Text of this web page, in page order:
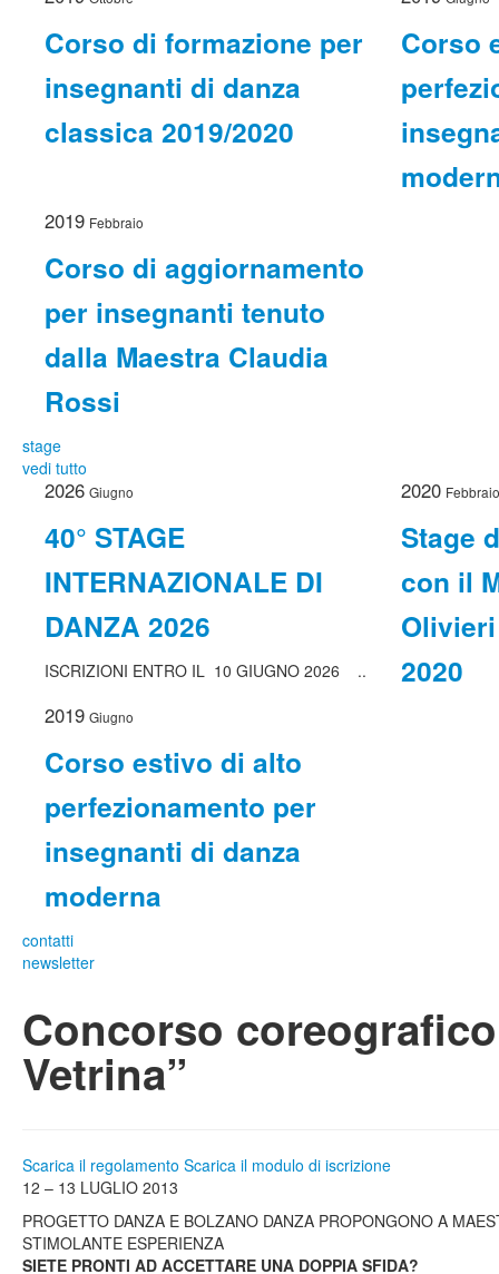
Corso di formazione per
insegnanti di danza
classica 2019/2020
Corso
2019 Febbraio
Corso di aggiornamento
per insegnanti tenuto
dalla Maestra Claudia
Rossi
stage
vedi tutto
2026 Giugno
40° STAGE
INTERNAZIONALE DI
DANZA 2026
ISCRIZIONI ENTRO IL 10 GIUGNO 2026 ..
2020 Febbraio
Stage
con il
2020
2019 Giugno
Corso estivo di alto
perfezionamento per
insegnanti di danza
moderna
contatti
newsletter
Concorso
Vetrina”
Scarica il regolamento Scarica il modulo di iscrizione
12 – 13 LUGLIO 2013
PROGETTO DANZA E BOLZANO DANZA PROPONGONO A
STIMOLANTE ESPERIENZA
SIETE PRONTI AD ACCETTARE UNA DOPPIA SFIDA?